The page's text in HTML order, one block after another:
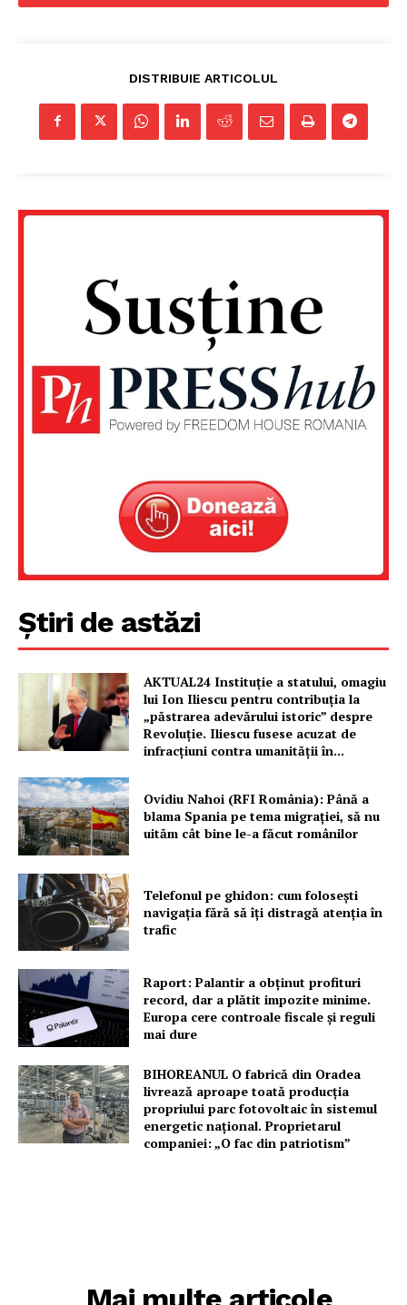
Un proiect
FREEDOM HOUSE ROMÂNIA
PRESShub
Despre noi / Echipa
Proiecte editoriale
DISTRIBUIE ARTICOLUL
Știri de astăzi
AKTUAL24 Instituție a statului, omagiu
lui Ion Iliescu pentru contribuția la
„păstrarea adevărului istoric” despre
Revoluție. Iliescu fusese acuzat de
infracțiuni contra umanității în...
Ovidiu Nahoi (RFI România): Până a
blama Spania pe tema migrației, să nu
uităm cât bine le-a făcut românilor
Telefonul pe ghidon: cum folosești
navigația fără să îți distragă atenția în
trafic
Raport: Palantir a obținut profituri
record, dar a plătit impozite minime.
Europa cere controale fiscale și reguli
mai dure
BIHOREANUL O fabrică din Oradea
livrează aproape toată producția
propriului parc fotovoltaic în sistemul
energetic național. Proprietarul
companiei: „O fac din patriotism”